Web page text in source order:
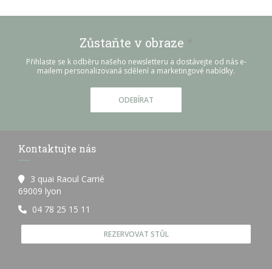
Zůstaňte v obraze
Přihlaste se k odběru našeho newsletteru a dostávejte od nás e-
mailem personalizovaná sdělení a marketingové nabídky.
ODEBÍRAT
Kontaktujte nás
3 quai Raoul Carrié
69009 lyon
04 78 25 15 11
REZERVOVAT STŮL